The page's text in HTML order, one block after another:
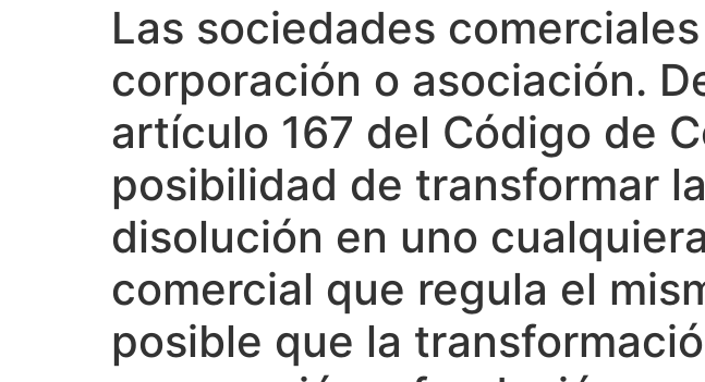
Las sociedades
corporación o asociación.
artículo 167 del Código de
posibilidad de transformar
disolución en uno
comercial que regula el
posible que la